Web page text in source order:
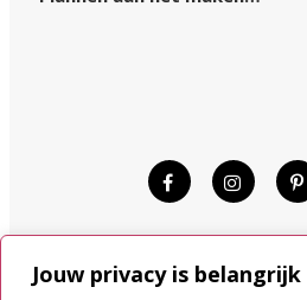
Jouw privacy is belangrijk
DISCLAIMER